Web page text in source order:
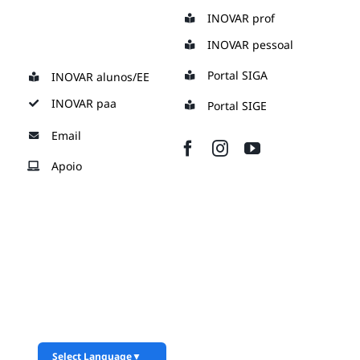
content
INOVAR prof
INOVAR pessoal
INOVAR alunos/EE
INOVAR paa
Portal SIGA
Portal SIGE
Email
Apoio
Select Language▼